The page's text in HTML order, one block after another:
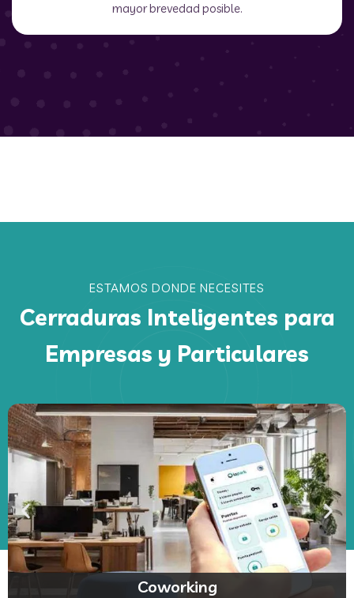
mayor brevedad posible.
ESTAMOS DONDE NECESITES
Cerraduras Inteligentes para
Empresas y Particulares
Coworking